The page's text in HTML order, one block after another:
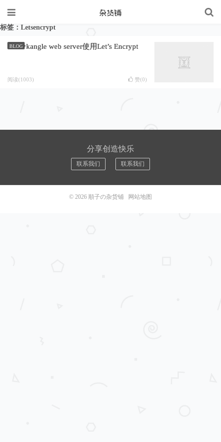
标签：Letsencrypt
BLOG kangle web server使用Let’s Encrypt
阅读(1003) 赞(0)
分享创造快乐
联系我们 联系我们
© 2026 順子の杂货铺 网站地图